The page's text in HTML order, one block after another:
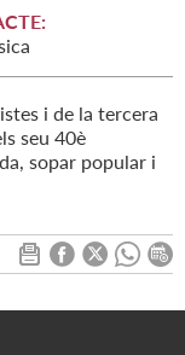
i de la tercera
seu 40è
sopar popular i